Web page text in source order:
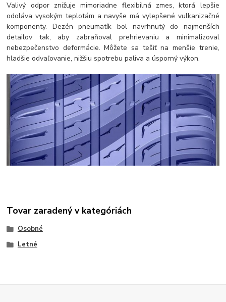
Valivý odpor znižuje mimoriadne flexibilná zmes, ktorá lepšie
odoláva vysokým teplotám a navyše má vylepšené vulkanizačné
komponenty. Dezén pneumatík bol navrhnutý do najmenších
detailov tak, aby zabraňoval prehrievaniu a minimalizoval
nebezpečenstvo deformácie. Môžete sa tešiť na menšie trenie,
hladšie odvaľovanie, nižšiu spotrebu paliva a úsporný výkon.
Tovar zaradený v kategóriách
Osobné
Letné